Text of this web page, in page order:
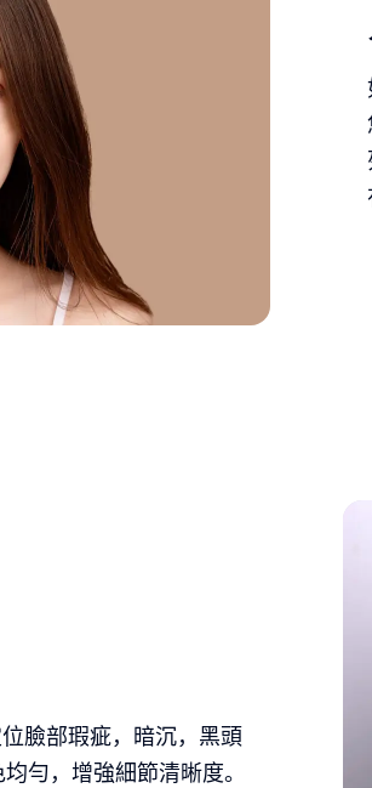
臉部瑕疵，暗沉，黑頭
勻，增強細節清晰度。